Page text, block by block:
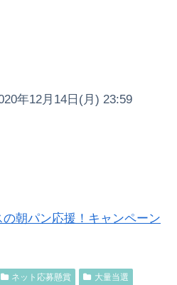
年12月14日(月) 23:59
朝パン応援！キャンペーン
ネット応募懸賞 大量当選